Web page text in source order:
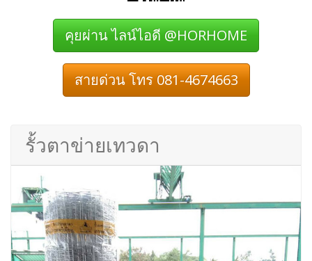
คุยผ่าน ไลน์ไอดี @HORHOME
สายด่วน โทร 081-4674663
รั้วตาข่ายเทวดา